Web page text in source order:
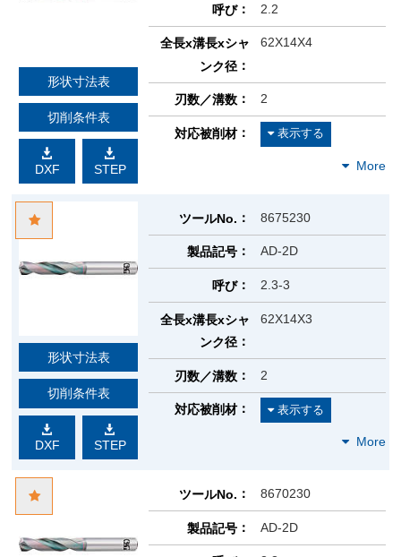
形状寸法表
切削条件表
DXF STEP
呼び 2.2
全長x溝長xシャ
ンク径
62X14X4
刃数／溝数 2
対応被削材
形状寸法表
切削条件表
DXF STEP
ツールNo. 8675230
製品記号 AD-2D
呼び 2.3-3
全長x溝長xシャ
ンク径
62X14X3
刃数／溝数 2
対応被削材
ツールNo. 8670230
製品記号 AD-2D